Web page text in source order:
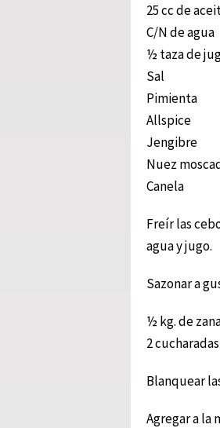
25 cc de
C/N de agua
½ taza de
Sal
Pimienta
Allspice
Jengibre
Nuez
Canela
Freír las
agua y jugo.
Sazonar a
½ kg. de
2
Blanquear
Agregar a la